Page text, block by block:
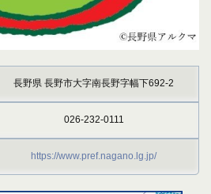
長野県 長野市大字南長野字幅下692-2
026-232-0111
https://www.pref.nagano.lg.jp/